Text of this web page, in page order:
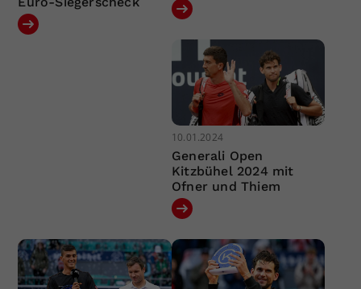
10.01.2024
Generali Open
Kitzbühel 2024 mit
Ofner und Thiem